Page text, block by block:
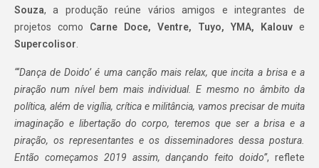
Souza, a produção reúne vários amigos e integrantes de
projetos como Carne Doce, Ventre, Tuyo, YMA, Kalouv e
Supercolisor.
“‘Dança de Doido’ é uma canção mais relax, que incita a brisa e a
piração num nível bem mais individual. E mesmo no âmbito da
política, além de vigília, crítica e militância, vamos precisar de muita
imaginação e libertação do corpo, teremos que ser a brisa e a
piração, os representantes e os disseminadores dessa postura.
Então começamos 2019 assim, dançando feito doido”, reflete